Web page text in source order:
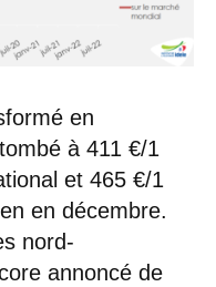
en
à 411 €/1
et 465 €/1
en décembre.
nord-
annoncé de